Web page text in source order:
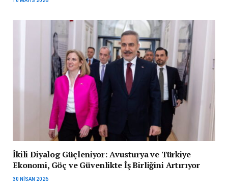
İkili Diyalog Güçleniyor: Avusturya ve Türkiye
Ekonomi, Göç ve Güvenlikte İş Birliğini Artırıyor
30 NISAN 2026